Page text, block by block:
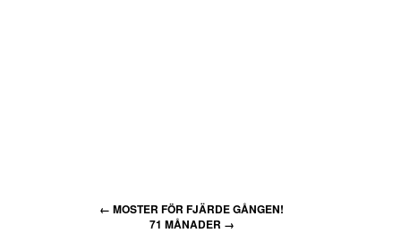
← MOSTER FÖR FJÄRDE GÅNGEN!
71 MÅNADER →